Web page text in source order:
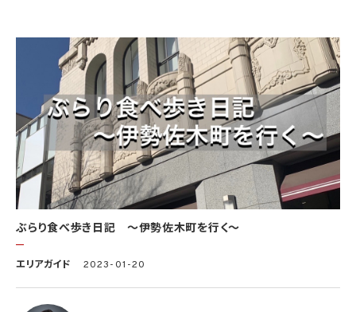
ぶらり食べ歩き日記 〜伊勢佐木町を行く〜
エリアガイド 2023-01-20